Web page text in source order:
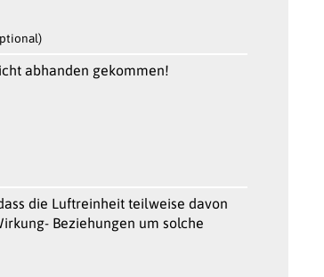
abhanden gekommen!
die Luftreinheit teilweise davon
Beziehungen um solche